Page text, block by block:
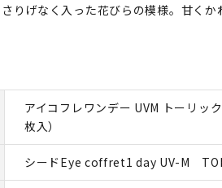
りげなく入った花びらの模様。甘くか
アイコフレワンデー UVM トーリッ
枚入）
シードEye coffret1 day UV-M